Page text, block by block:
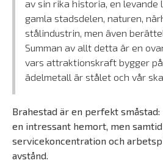
av sin rika historia, en levande
gamla stadsdelen, naturen,
stålindustrin, men även
Summan av allt detta är en
vars attraktionskraft bygger
ädelmetall är stålet och vår
Brahestad är en perfekt
en intressant hemort, men
servicekoncentration och
avstånd.